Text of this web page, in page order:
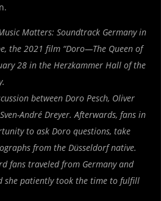
Matters: Soundtrack Germany in
the 2021 film “Doro—The Queen of
28 in the Herzkammer Hall of the
between Doro Pesch, Oliver
André Dreyer. Afterwards, fans in
to ask Doro questions, take
from the Düsseldorf native.
fans traveled from Germany and
she patiently took the time to fulfill